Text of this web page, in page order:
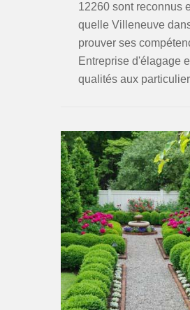
12260 sont reconnus
quelle Villeneuve
prouver ses
Entreprise d'élagage
qualités aux